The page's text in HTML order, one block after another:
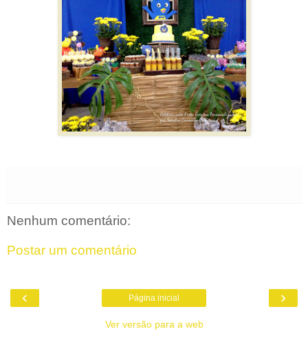
Nenhum comentário:
Postar um comentário
‹ ›
Página inicial
Ver versão para a web